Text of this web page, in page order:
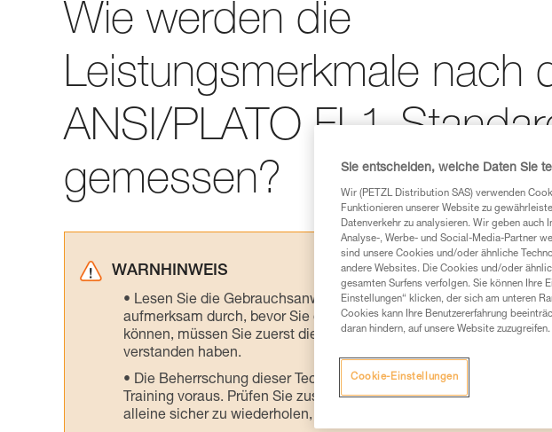
Wie werden die
Leistungsmerkmale nach
ANSI/PLATO FL1-
gemessen?
WARNHINWEIS
Lesen Sie die Gebrauchsanweisungen der Produkte, um die es in
aufmerksam durch, bevor Sie diesen zu Rate ziehen. Um diese
können, müssen Sie zuerst die in der Gebrauchsanweisung
verstanden haben.
Die Beherrschung dieser Techniken setzt eine entsprechende
Training voraus. Prüfen Sie zusammen mit einem Profi, ob Sie in
alleine sicher zu wiederholen, bevor Sie ihn eigenständig
Sie entscheiden, welche Daten Sie
Wir (PETZL Distribution SAS) verwenden
Funktionieren unserer Website zu
Datenverkehr zu analysieren. Wir geben auch
Analyse-, Werbe- und Social-Media-Partner
sind unsere Cookies und/oder ähnliche
andere Websites. Die Cookies und/oder
gesamten Surfens verfolgen. Sie können Ihre
Einstellungen“ klicken, der sich am unteren
Cookies kann Ihre Benutzererfahrung
daran hindern, auf unsere Website zuzugreifen.
Cookie-Einstellungen